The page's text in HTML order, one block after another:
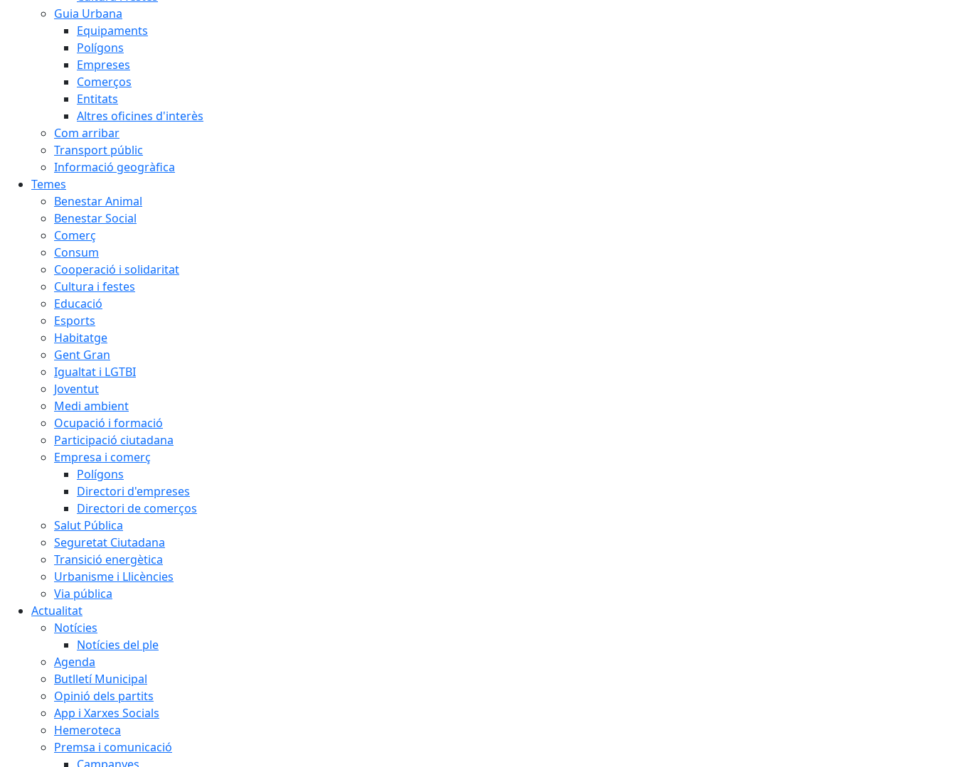
Guia Urbana
Equipaments
Polígons
Empreses
Comerços
Entitats
Altres oficines d'interès
Com arribar
Transport públic
Informació geogràfica
Temes
Benestar Animal
Benestar Social
Comerç
Consum
Cooperació i solidaritat
Cultura i festes
Educació
Esports
Habitatge
Gent Gran
Igualtat i LGTBI
Joventut
Medi ambient
Ocupació i formació
Participació ciutadana
Empresa i comerç
Polígons
Directori d'empreses
Directori de comerços
Salut Pública
Seguretat Ciutadana
Transició energètica
Urbanisme i Llicències
Via pública
Actualitat
Notícies
Notícies del ple
Agenda
Butlletí Municipal
Opinió dels partits
App i Xarxes Socials
Hemeroteca
Premsa i comunicació